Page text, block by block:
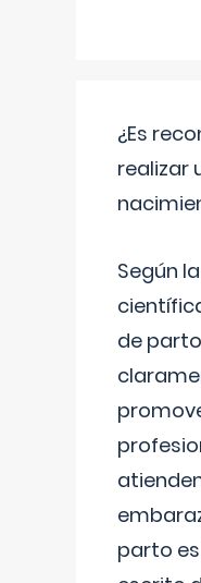
¿Es
realizar
Según
de
parto